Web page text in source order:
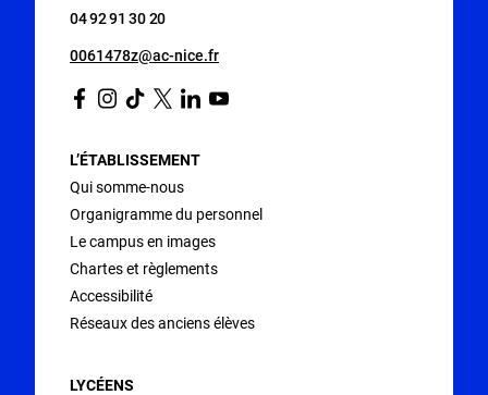
04 92 91 30 20
0061478z@ac-nice.fr
Facebook
Instagram
TiktokTwitter
LinkedinYoutube
L’ÉTABLISSEMENT
Qui somme-nous
Organigramme du personnel
Le campus en images
Chartes et règlements
Accessibilité
Réseaux des anciens élèves
LYCÉENS